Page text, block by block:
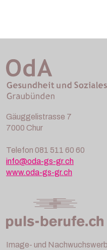
Gäuggelistrasse 7
7000 Chur
Telefon 081 511 60 60
info@oda-gs-gr.ch
www.oda-gs-gr.ch
Image- und